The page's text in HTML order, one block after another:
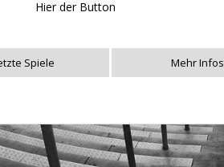
Hier der Button
Spiele Mehr Infos